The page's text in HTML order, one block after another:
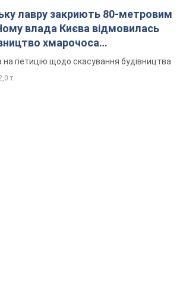
лавру закриють 80-метровим
влада Києва відмовилась
хмарочоса
на петицію щодо скасування будівництва
т.